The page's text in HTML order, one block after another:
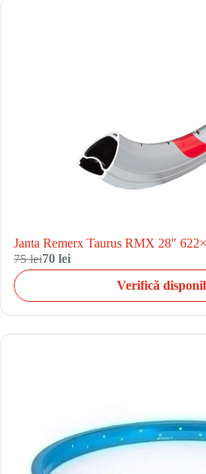
Janta Remerx Taurus RMX 28″
75 lei70 lei
Verifică